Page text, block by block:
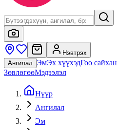
Нэвтрэх
Ангилал ЭмЭх хүүхэдГоо сайхан
ЗөвлөгөөМэдээлэл
Нүүр
Ангилал
Эм